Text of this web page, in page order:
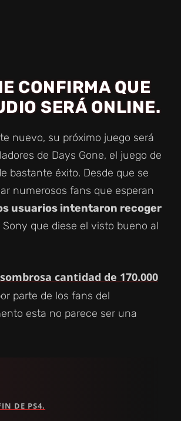
CONFIRMA QUE
SERÁ ONLINE.
nuevo, su próximo juego será
de Days Gone, el juego de
bastante éxito. Desde que se
numerosos fans que esperan
usuarios intentaron recoger
que diese el visto bueno al
cantidad de 170.000
parte de los fans del
esta no parece ser una
DE PS4.